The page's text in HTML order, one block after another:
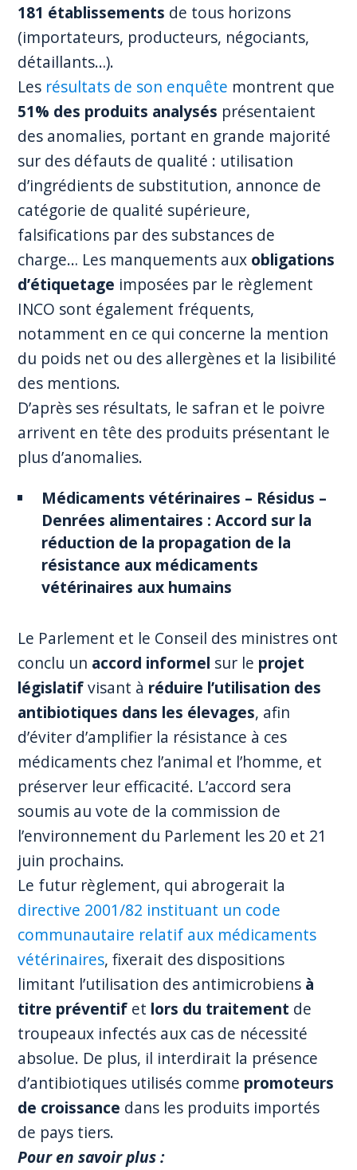
181 établissements de tous horizons
(importateurs, producteurs, négociants,
détaillants…).
Les résultats de son enquête montrent que
51% des produits analysés présentaient
des anomalies, portant en grande majorité
sur des défauts de qualité : utilisation
d’ingrédients de substitution, annonce de
catégorie de qualité supérieure,
falsifications par des substances de
charge… Les manquements aux obligations
d’étiquetage imposées par le règlement
INCO sont également fréquents,
notamment en ce qui concerne la mention
du poids net ou des allergènes et la lisibilité
des mentions.
D’après ses résultats, le safran et le poivre
arrivent en tête des produits présentant le
plus d’anomalies.
Médicaments vétérinaires – Résidus –
Denrées alimentaires : Accord sur la
réduction de la propagation de la
résistance aux médicaments
vétérinaires aux humains
Le Parlement et le Conseil des ministres ont
conclu un accord informel sur le projet
législatifvisant à réduire l’utilisation des
antibiotiques dans les élevages, afin
d’éviter d’amplifier la résistance à ces
médicaments chez l’animal et l’homme, et
préserver leur efficacité. L’accord sera
soumis au vote de la commission de
l’environnement du Parlement les 20 et 21
juin prochains.
Le futur règlement, qui abrogerait la
directive 2001/82 instituant un code
communautaire relatif aux médicaments
vétérinaires, fixerait des dispositions
limitant l’utilisation des antimicrobiens à
titre préventif et lors du traitement de
troupeaux infectés aux cas de nécessité
absolue. De plus, il interdirait la présence
d’antibiotiques utilisés comme promoteurs
de croissance dans les produits importés
de pays tiers.
Pour en savoir plus :